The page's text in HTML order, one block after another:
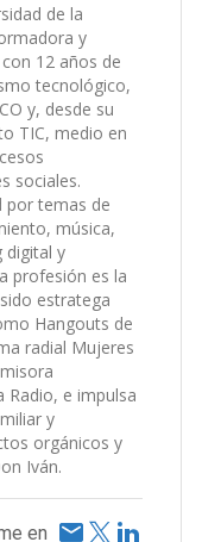
de la
y
12 años de
tecnológico,
y, desde su
TIC, medio en
sociales.
por temas de
música,
digital y
profesión es la
estratega
Hangouts de
radial Mujeres
Radio, e impulsa
y
orgánicos y
Iván.
en